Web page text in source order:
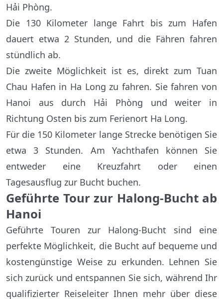
Hải Phòng.
Die 130 Kilometer lange Fahrt bis zum Hafen
dauert etwa 2 Stunden, und die Fähren fahren
stündlich ab.
Die zweite Möglichkeit ist es, direkt zum Tuan
Chau Hafen in Ha Long zu fahren. Sie fahren von
Hanoi aus durch Hải Phòng und weiter in
Richtung Osten bis zum Ferienort Ha Long.
Für die 150 Kilometer lange Strecke benötigen Sie
etwa 3 Stunden. Am Yachthafen können Sie
entweder eine Kreuzfahrt oder einen
Tagesausflug zur Bucht buchen.
Geführte Tour zur Halong-Bucht ab
Hanoi
Geführte Touren zur Halong-Bucht sind eine
perfekte Möglichkeit, die Bucht auf bequeme und
kostengünstige Weise zu erkunden. Lehnen Sie
sich zurück und entspannen Sie sich, während Ihr
qualifizierter Reiseleiter Ihnen mehr über diese